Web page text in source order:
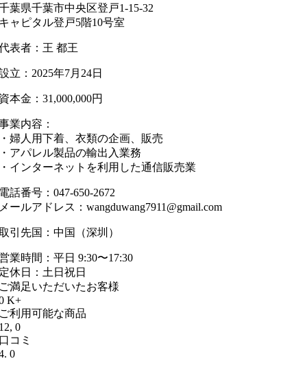
葉県千葉市中央区登戸1-15-32
ャピタル登戸5階10号室
表者：王 都王
立：2025年7月24日
本金：31,000,000円
業内容：
婦人用下着、衣類の企画、販売
アパレル製品の輸出入業務
インターネットを利用した通信販売業
話番号：047-650-2672
ールアドレス：wangduwang7911@gmail.com
引先国：中国（深圳）
業時間：平日 9:30〜17:30
休日：土日祝日
満足いただいたお客様
K+
利用可能な商品
0
コミ
0